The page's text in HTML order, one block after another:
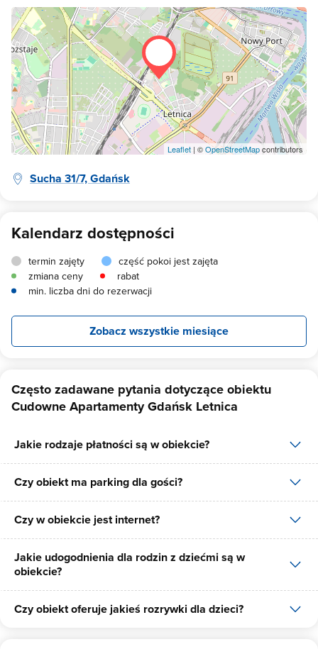
Leaflet | ©OpenStreetMapcontributors
Sucha 31/7, Gdańsk
Kalendarz dostępności
termin zajęty
część pokoi jest zajęta
zmiana ceny
rabat
min. liczba dni do rezerwacji
Zobacz wszystkie miesiące
Często zadawane pytania dotyczące obiektu
Cudowne Apartamenty Gdańsk Letnica
Jakie rodzaje płatności są w obiekcie?
W obiekcie dostępne są następujące formy płatności: gotówka,
płatność przelewem.
Czy obiekt ma parking dla gości?
Tak, Cudowne Apartamenty Gdańsk Letnica posiada bezpłatny
parking dla gości na 1 miejsce.
Czy w obiekcie jest internet?
Tak, Cudowne Apartamenty Gdańsk Letnica udostępnia dla swoich
gości internet.
Jakie udogodnienia dla rodzin z dziećmi są w
obiekcie?
Udogodnienia dla rodzin z dziećmi jakie oferuje Cudowne
Czy obiekt oferuje jakieś rozrywki dla dzieci?